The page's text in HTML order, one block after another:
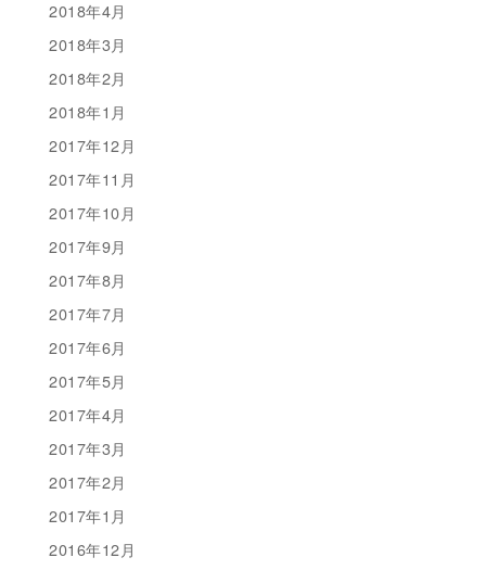
2018年4月
2018年3月
2018年2月
2018年1月
2017年12月
2017年11月
2017年10月
2017年9月
2017年8月
2017年7月
2017年6月
2017年5月
2017年4月
2017年3月
2017年2月
2017年1月
2016年12月